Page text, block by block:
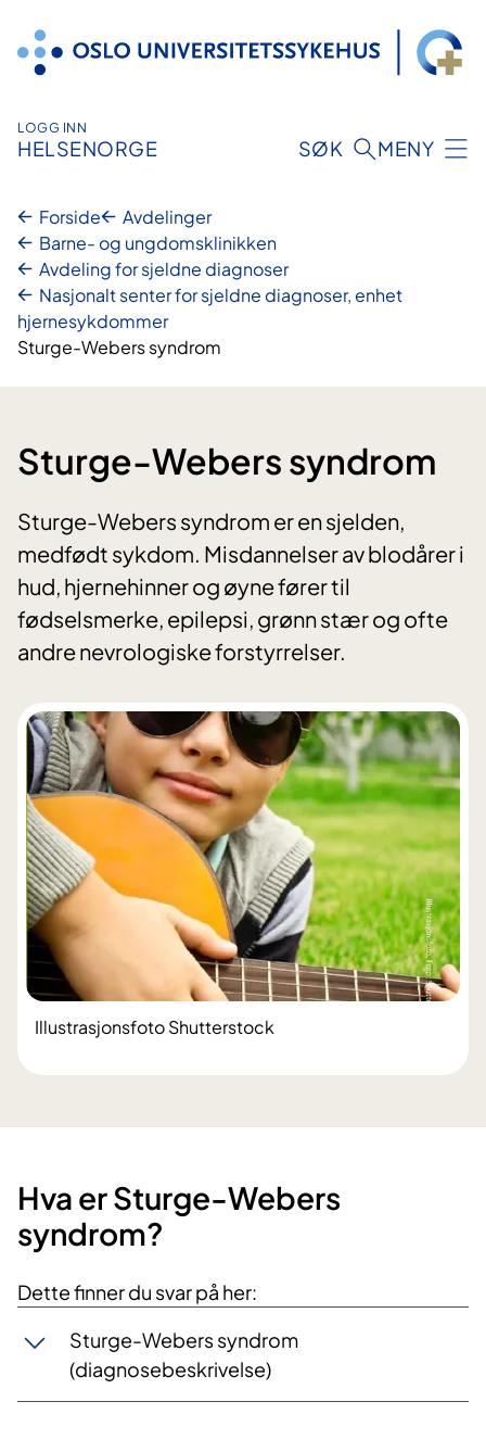
innhold
LOGG INN
HELSENORGE SØK MENY
Forside
Avdelinger
Barne- og ungdomsklinikken
Avdeling for sjeldne diagnoser
Nasjonalt senter for sjeldne diagnoser, enhet
hjernesykdommer
Sturge-Webers syndrom
Sturge-Webers syndrom
Sturge-Webers syndrom er en sjelden,
medfødt sykdom. Misdannelser av blodårer i
hud, hjernehinner og øyne fører til
fødselsmerke, epilepsi, grønn stær og ofte
andre nevrologiske forstyrrelser.
Illustrasjonsfoto Shutterstock
Hva er Sturge-Webers
syndrom?
Dette finner du svar på her:
Sturge-Webers syndrom
(diagnosebeskrivelse)